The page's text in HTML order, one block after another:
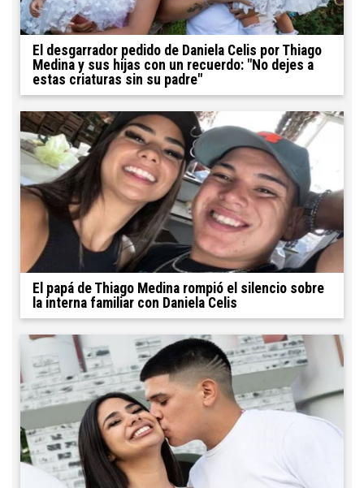
El desgarrador pedido de Daniela Celis por Thiago
Medina y sus hijas con un recuerdo: "No dejes a
estas criaturas sin su padre"
El papá de Thiago Medina rompió el silencio sobre
la interna familiar con Daniela Celis